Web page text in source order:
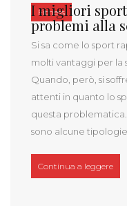
Fitness
I migliori
problemi alla
Si sa come lo sport
molti vantaggi per la
Quando, però, si
attenti in quanto lo
questa
sono alcune
Continua a leggere“I